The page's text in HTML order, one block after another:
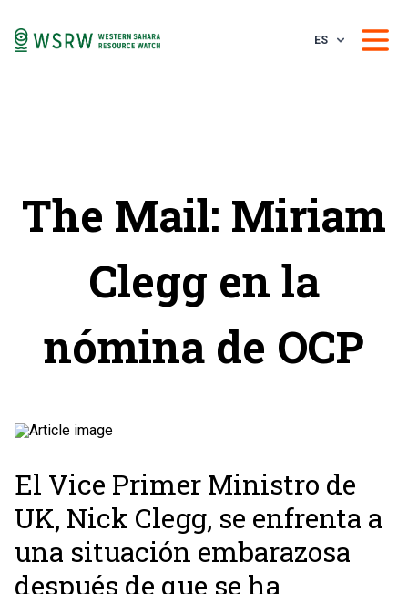
ES
The Mail: Miriam
Clegg en la
nómina de OCP
El Vice Primer Ministro de
UK, Nick Clegg, se enfrenta a
una situación embarazosa
después de que se ha